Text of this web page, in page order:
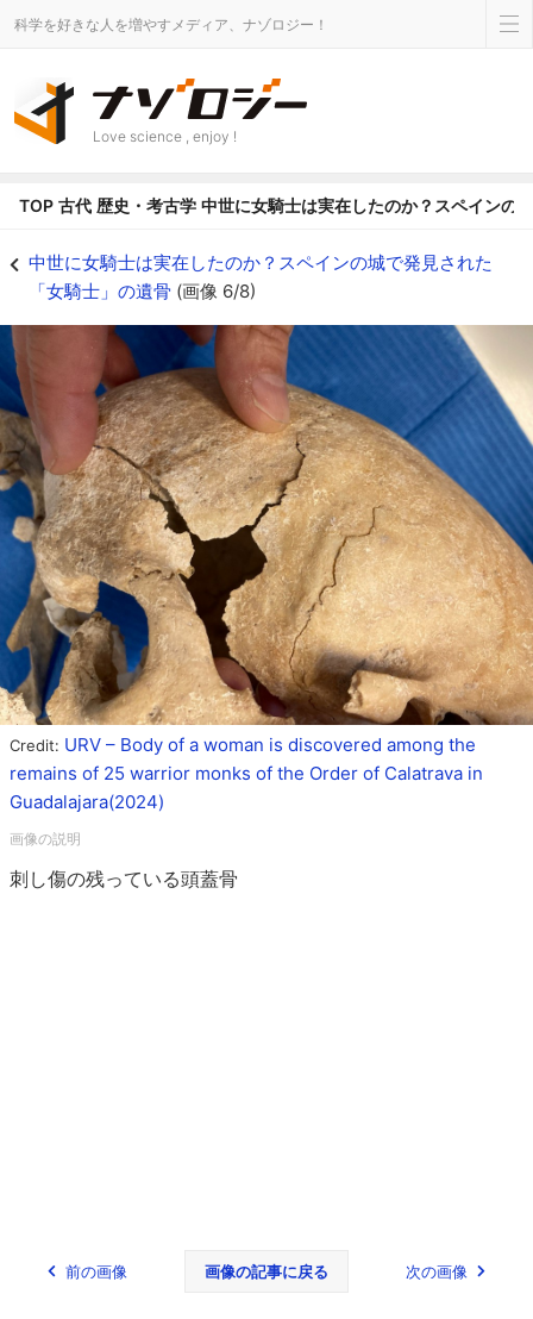
科学を好きな人を増やすメディア、ナゾロジー！
Love science , enjoy !
TOP 古代 歴史・考古学 中世に女騎士は実在したのか？スペインの
中世に女騎士は実在したのか？スペインの城で発見された
「女騎士」の遺骨 (画像 6/8)
Credit: URV – Body of a woman is discovered among the
remains of 25 warrior monks of the Order of Calatrava in
Guadalajara(2024)
刺し傷の残っている頭蓋骨
前の画像 画像の記事に戻る 次の画像